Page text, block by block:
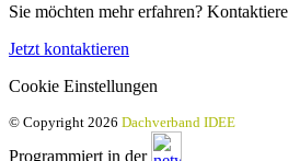
Sie möchten mehr erfahren?
Jetzt kontaktieren
Cookie Einstellungen
© Copyright 2026 Dachverband IDEE
Programmiert in der